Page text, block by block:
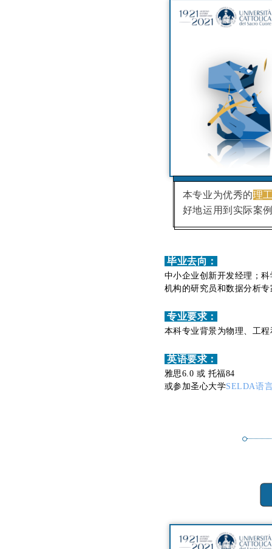
本专业为优秀的理
好地运用到实际案
毕业去向：
中小企业创新开发经理；
机构的研究员和数据分析专
专业要求：
本科专业背景为物理、工
英语要求：
雅思6.0 或 托福84
或参加圣心大学SELDA语